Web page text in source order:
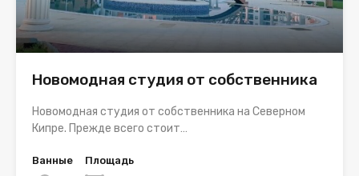
Новомодная студия от собственника
Новомодная студия от собственника на Северном
Кипре. Прежде всего стоит…
Ванные
Площадь